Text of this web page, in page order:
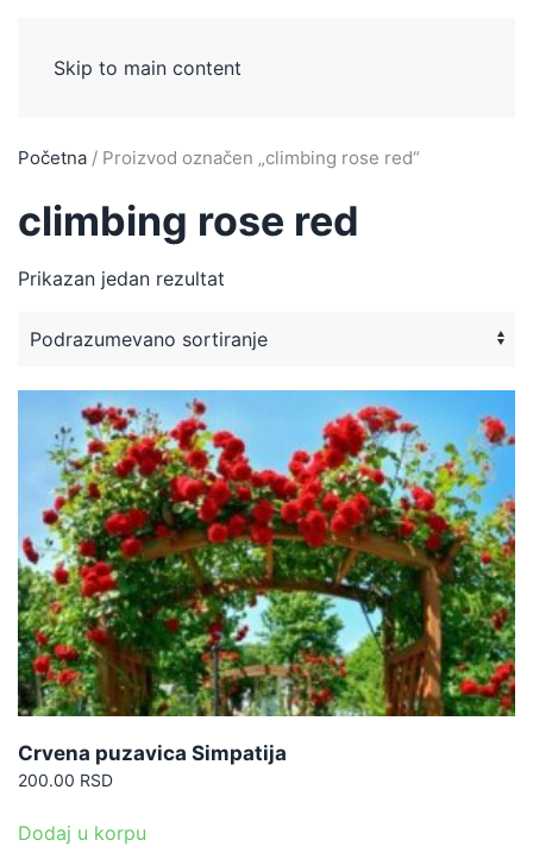
Skip to main content
Početna / Proizvod označen „climbing rose red“
climbing rose red
Prikazan jedan rezultat
Crvena puzavica Simpatija
200.00 RSD
Dodaj u korpu